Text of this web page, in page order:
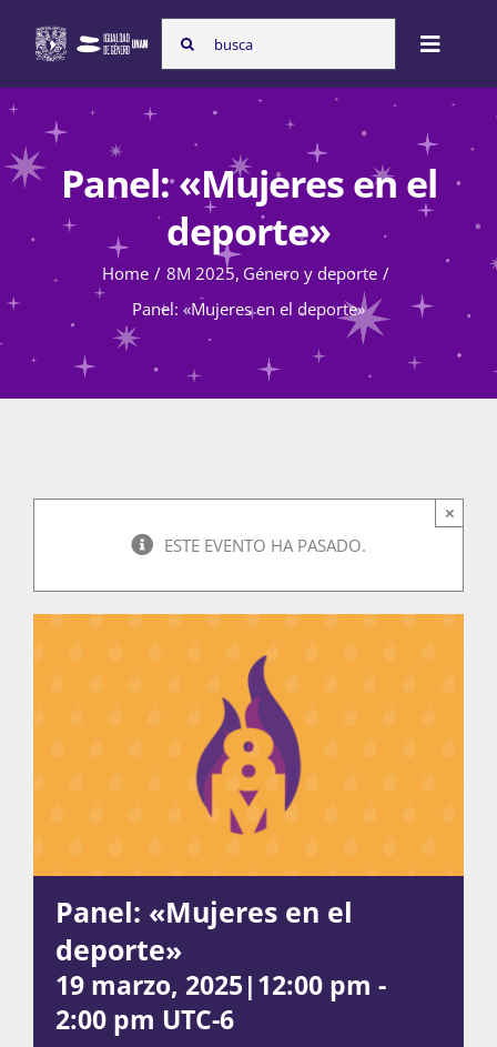
content
Search
for:
Toggle
Nosotras
Programas
Atención de la violencia de género
La Boletina
Blog
Súmate
Publicaciones
Panel: «Mujeres en el
deporte»
Home 8M 2025 Género y deporte
Panel: «Mujeres en el deporte»
ESTE EVENTO HA PASADO.
×
Panel: «Mujeres en el
deporte»
19 marzo, 2025|12:00 pm -
2:00 pm UTC-6